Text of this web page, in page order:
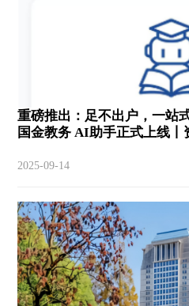
重磅推出：足不出户，一
国金教务 AI助手正式上线丨
2025-09-14